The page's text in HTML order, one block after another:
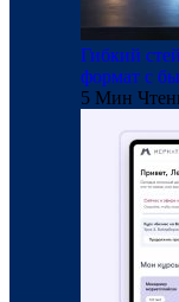
Гибкий
формат с
5 Мин